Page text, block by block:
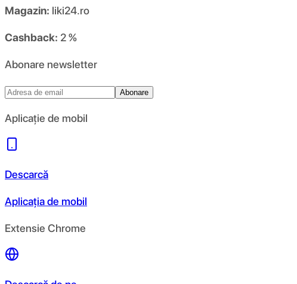
Magazin: liki24.ro
Cashback: 2 %
Abonare newsletter
Abonare
Aplicație de mobil
Descarcă
Aplicația de mobil
Extensie Chrome